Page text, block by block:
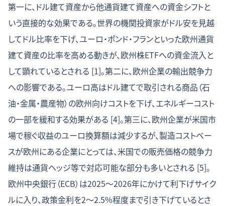
第一に、ドル建て資産から他通貨建て資産への資金シフトと
いう直接的な効果である。世界の機関投資家がドル安を見越
してドル比率を下げ、ユーロ・ポンド・フランといった欧州通貨
建て資産の比率を高める動きが、欧州株ETFへの資金流入と
して顕れているとされる [1]。第二に、欧州企業の輸出競争力
への影響である。ユーロ高はドル建てで取引される商品（石
油・金属・農産物）の欧州向けコストを下げ、エネルギーコスト
の一部を緩和する効果がある [4]。第三に、欧州企業が米国市
場で稼ぐ収益のユーロ換算額は減少するが、製造コストベー
スが欧州にある企業にとっては、米国での販売価格の競争力
維持は通貨ヘッジ等で対応可能な部分も多いとされる [5]。
欧州中央銀行（ECB）は2025〜2026年にかけて利下げサイク
ルに入り、政策金利を2〜2.5%程度まで引き下げているとさ